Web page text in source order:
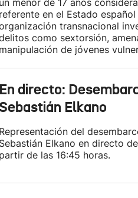
menor de 17 años
en el Estado
transnacional
como sextorsión,
de jóvenes
directo:
Elkano
del
Elkano en directo
de las 16:45 horas.